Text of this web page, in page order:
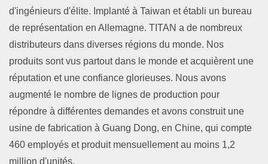
d'ingénieurs d'élite. Implanté à Taiwan et établi un bureau
de représentation en Allemagne. TITAN a de nombreux
distributeurs dans diverses régions du monde. Nos
produits sont vus partout dans le monde et acquièrent une
réputation et une confiance glorieuses. Nous avons
augmenté le nombre de lignes de production pour
répondre à différentes demandes et avons construit une
usine de fabrication à Guang Dong, en Chine, qui compte
460 employés et produit mensuellement au moins 1,2
million d'unités.